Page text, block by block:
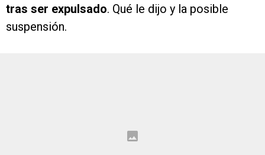
tras ser expulsado. Qué le dijo y la posible
suspensión.